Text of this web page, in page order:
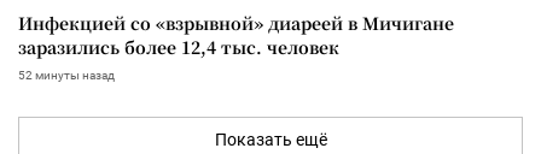
Инфекцией со «взрывной» диареей в Мичигане
заразились более 12,4 тыс. человек
52 минуты назад
Показать ещё